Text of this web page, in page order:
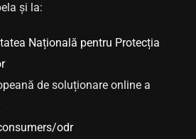
și la:
Națională pentru Protecția
de soluționare online a
odr